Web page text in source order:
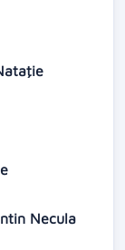
Necula